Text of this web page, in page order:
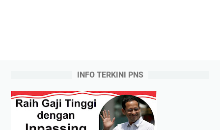
INFO TERKINI PNS